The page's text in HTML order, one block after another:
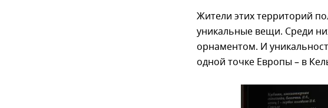
Жители этих территорий
уникальные вещи. Среди
орнаментом. И
одной точке Европы – в